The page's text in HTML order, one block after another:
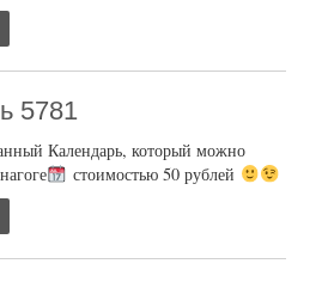
5781
Календарь, который можно
стоимостью 50 рублей